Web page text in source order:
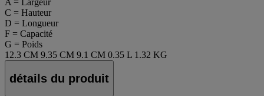
A = Largeur
C = Hauteur
D = Longueur
F = Capacité
G = Poids
12.3 CM 9.35 CM 9.1 CM 0.35 L 1.32 KG
détails du produit